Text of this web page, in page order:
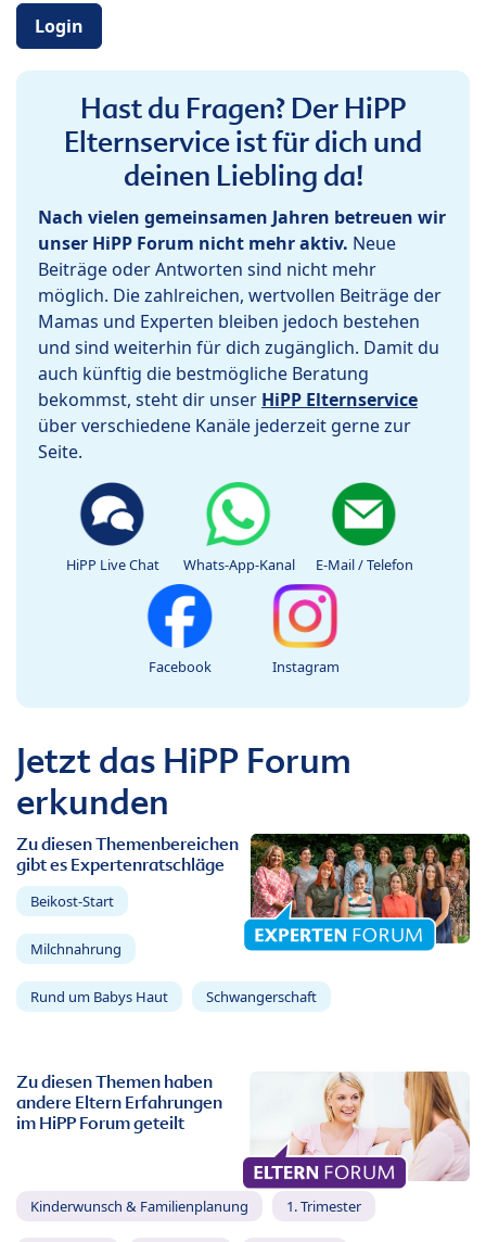
Login
Hast du Fragen? Der HiPP
Elternservice ist für dich und
deinen Liebling da!
Nach vielen gemeinsamen Jahren betreuen wir
unser HiPP Forum nicht mehr aktiv. Neue
Beiträge oder Antworten sind nicht mehr
möglich. Die zahlreichen, wertvollen Beiträge der
Mamas und Experten bleiben jedoch bestehen
und sind weiterhin für dich zugänglich. Damit du
auch künftig die bestmögliche Beratung
bekommst, steht dir unser HiPP Elternservice
über verschiedene Kanäle jederzeit gerne zur
Seite.
HiPP Live Chat Whats-App-Kanal E-Mail / Telefon
Facebook Instagram
Jetzt das HiPP Forum
erkunden
Zu diesen Themenbereichen
gibt es Expertenratschläge
Beikost-Start
Milchnahrung
Rund um Babys Haut Schwangerschaft
Zu diesen Themen haben
andere Eltern Erfahrungen
im HiPP Forum geteilt
Kinderwunsch & Familienplanung 1. Trimester